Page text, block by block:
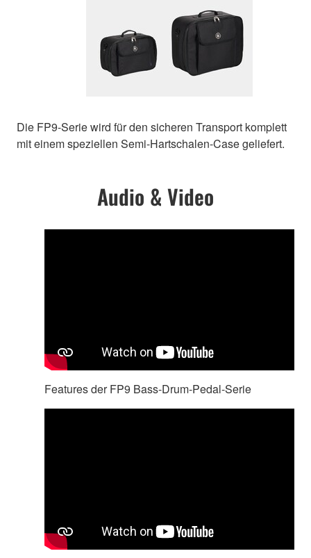
Die FP9-Serie wird für den sicheren Transport komplett
mit einem speziellen Semi-Hartschalen-Case geliefert.
Audio & Video
Features der FP9 Bass-Drum-Pedal-Serie